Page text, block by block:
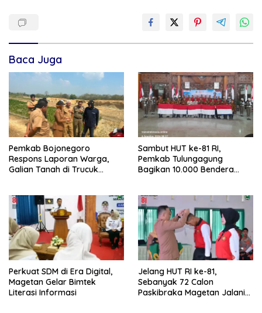
Baca Juga
Pemkab Bojonegoro
Respons Laporan Warga,
Galian Tanah di Trucuk
Sambut HUT ke-81 RI,
Pemkab Tulungagung
Bagikan 10.000 Bendera
Perkuat SDM di Era Digital,
Magetan Gelar Bimtek
Literasi Informasi
Jelang HUT RI ke-81,
Sebanyak 72 Calon
Paskibraka Magetan Jalani